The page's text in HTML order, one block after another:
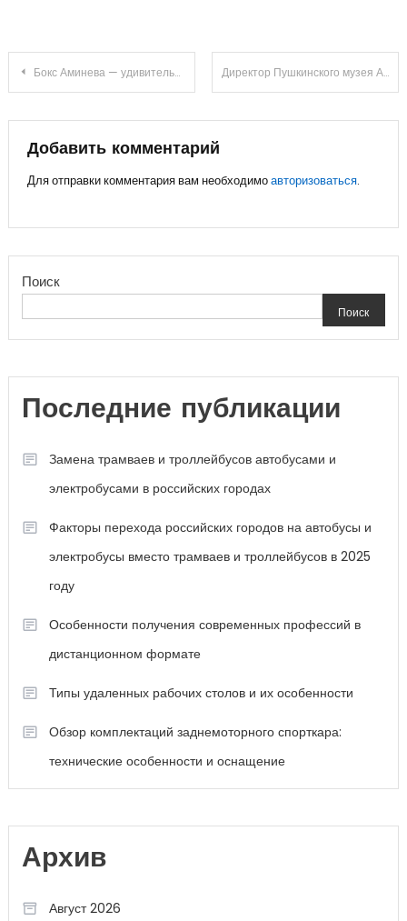
Навигация
по
записям
Бокс Аминева — удивительная история биографии Азалии, ее непревзойденные успехи и множество достижений Директор Пушкинского музея Антонова Ирина — восхитительное руководство, грандиозные успехи и захватывающая биография
Добавить комментарий
Для отправки комментария вам необходимоавторизоваться.
Поиск
Поиск
Последние публикации
Замена трамваев и троллейбусов автобусами и
электробусами в российских городах
Факторы перехода российских городов на автобусы и
электробусы вместо трамваев и троллейбусов в 2025
году
Особенности получения современных профессий в
дистанционном формате
Типы удаленных рабочих столов и их особенности
Обзор комплектаций заднемоторного спорткара:
технические особенности и оснащение
Архив
Август 2026